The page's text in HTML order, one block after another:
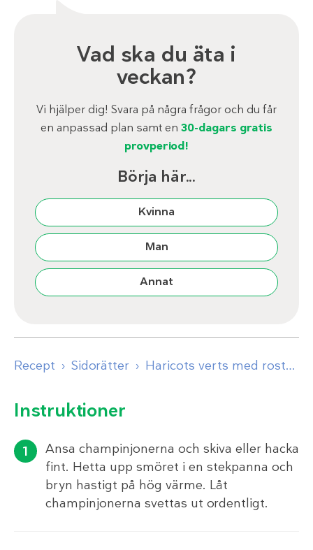
Vad ska du äta i
veckan?
Vi hjälper dig! Svara på några frågor och du får
en anpassad plan samt en 30-dagars gratis
provperiod!
Börja här...
Kvinna
Man
Annat
Recept Sidorätter Haricots verts med rostad lök
Instruktioner
Ansa champinjonerna och skiva eller hacka
fint. Hetta upp smöret i en stekpanna och
bryn hastigt på hög värme. Låt
champinjonerna svettas ut ordentligt.